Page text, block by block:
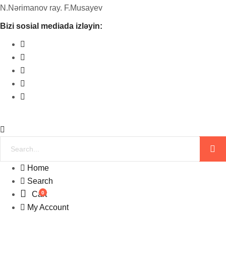
N.Nərimanov ray. F.Musayev
Bizi sosial mediada izləyin:
Home
Search
0
Cart
My Account